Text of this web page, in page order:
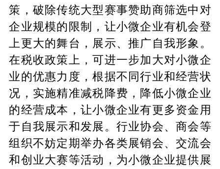
策，破除传统大型赛事赞助商筛选中对
企业规模的限制，让小微企业有机会登
上更大的舞台，展示、推广自我形象。
在税收政策上，可进一步加大对小微企
业的优惠力度，根据不同行业和经营状
况，实施精准减税降费，降低小微企业
的经营成本，让小微企业有更多资金用
于自我展示和发展。行业协会、商会等
组织不妨定期举办各类展销会、交流会
和创业大赛等活动，为小微企业提供展